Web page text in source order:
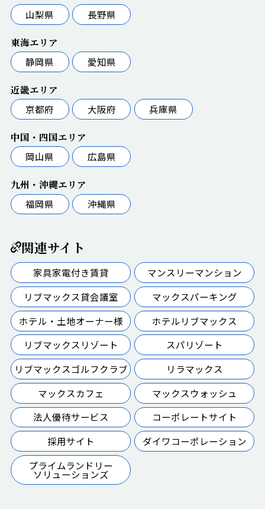
山梨県
長野県
東海エリア
静岡県
愛知県
近畿エリア
京都府
大阪府 兵庫県
中国・四国エリア
岡山県
広島県
九州・沖縄エリア
福岡県
沖縄県
関連サイト
家具家電付き賃貸
マンスリーマンション
リブマックス貸会議室
マックスパーキング
ホテル・土地オーナー様
ホテルリブマックス
リブマックスリゾート
スパリゾート
リブマックスゴルフクラブ
リラマックス
マックスカフェ
マックスウォッシュ
法人優待サービス
コーポレートサイト
採用サイト
ダイワコーポレーション
プライムランドリー
ソリューションズ